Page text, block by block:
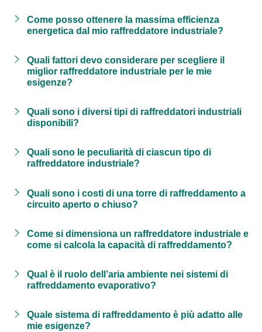
Come posso ottenere la massima efficienza
energetica dal mio raffreddatore industriale?
Quali fattori devo considerare per scegliere il
miglior raffreddatore industriale per le mie
esigenze?
Quali sono i diversi tipi di raffreddatori industriali
disponibili?
Quali sono le peculiarità di ciascun tipo di
raffreddatore industriale?
Quali sono i costi di una torre di raffreddamento a
circuito aperto o chiuso?
Come si dimensiona un raffreddatore industriale e
come si calcola la capacità di raffreddamento?
Qual è il ruolo dell’aria ambiente nei sistemi di
raffreddamento evaporativo?
Quale sistema di raffreddamento è più adatto alle
mie esigenze?